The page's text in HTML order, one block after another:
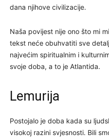
dana njihove civilizacije.
Naša povijest nije ono što mi
tekst neće obuhvatiti sve
najvećim spiritualnim i
svoje doba, a to je Atlantida.
Lemurija
Postojalo je doba kada su
visokoj razini svjesnosti. Bili